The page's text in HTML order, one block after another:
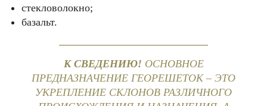
стекловолокно;
базальт.
К СВЕДЕНИЮ! ОСНОВНОЕ
ПРЕДНАЗНАЧЕНИЕ ГЕОРЕШЕТОК – ЭТО
УКРЕПЛЕНИЕ СКЛОНОВ РАЗЛИЧНОГО